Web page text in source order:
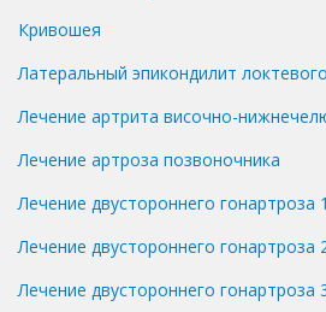
Кривошея
Латеральный эпикондилит
Лечение артрита височно-
Лечение артроза позвоночника
Лечение двустороннего гонартроза
Лечение двустороннего гонартроза
Лечение двустороннего гонартроза